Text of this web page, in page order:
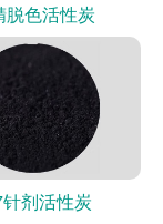
脱色活性炭
剂活性炭